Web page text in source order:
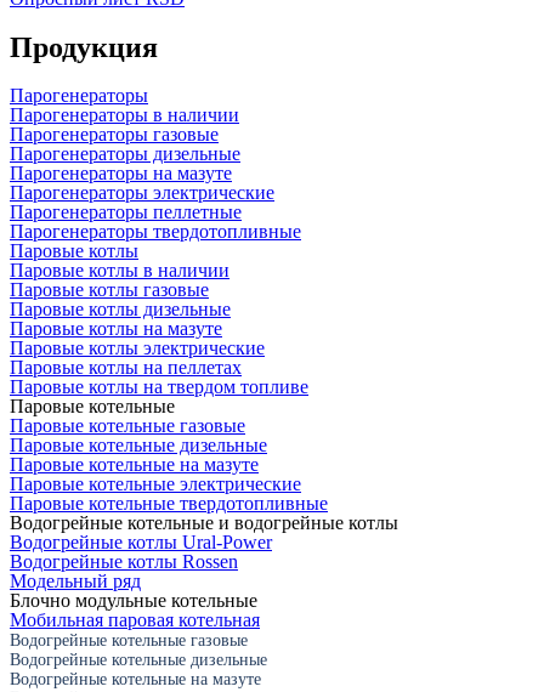
Продукция
Парогенераторы
Парогенераторы в наличии
Парогенераторы газовые
Парогенераторы дизельные
Парогенераторы на мазуте
Парогенераторы электрические
Парогенераторы пеллетные
Парогенераторы твердотопливные
Паровые котлы
Паровые котлы в наличии
Паровые котлы газовые
Паровые котлы дизельные
Паровые котлы на мазуте
Паровые котлы электрические
Паровые котлы на пеллетах
Паровые котлы на твердом топливе
Паровые котельные
Паровые котельные газовые
Паровые котельные дизельные
Паровые котельные на мазуте
Паровые котельные электрические
Паровые котельные твердотопливные
Водогрейные котельные и водогрейные котлы
Водогрейные котлы Ural-Power
Водогрейные котлы Rossen
Модельный ряд
Блочно модульные котельные
Мобильная паровая котельная
Водогрейные котельные газовые
Водогрейные котельные дизельные
Водогрейные котельные на мазуте